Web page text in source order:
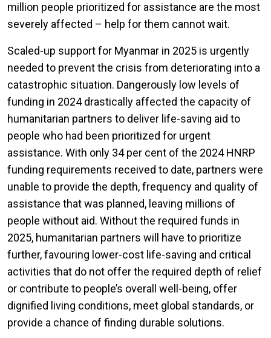
million people prioritized for assistance are the most
severely affected – help for them cannot wait.
Scaled-up support for Myanmar in 2025 is urgently
needed to prevent the crisis from deteriorating into a
catastrophic situation. Dangerously low levels of
funding in 2024 drastically affected the capacity of
humanitarian partners to deliver life-saving aid to
people who had been prioritized for urgent
assistance. With only 34 per cent of the 2024 HNRP
funding requirements received to date, partners were
unable to provide the depth, frequency and quality of
assistance that was planned, leaving millions of
people without aid. Without the required funds in
2025, humanitarian partners will have to prioritize
further, favouring lower-cost life-saving and critical
activities that do not offer the required depth of relief
or contribute to people’s overall well-being, offer
dignified living conditions, meet global standards, or
provide a chance of finding durable solutions.